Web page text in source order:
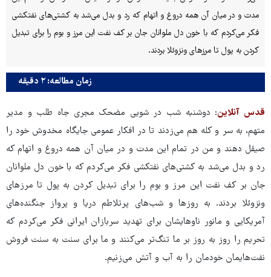
مدت و در میان آن همه دروغ و اتهام که رد و بدل می‌شد به کشتی‌های نفتکشی
فکر می‌کردم که با خون دل ملوانان جان بر کف نفت این مرز و بوم را برای تبدیل
کردن به پول تا مرزهای ونزوئلا بردند.
زمان مطالعه: ۲ دقیقه
قدس آنلاین: دوشنبه شب در شویی مضحک مجری جاه طلب و مدیر
متهم، به سر و کله هم می‌زدند تا در افکار عمومی جایگاه مخدوش خود را
صیقل دهند و من در تمام این مدت و در میان آن همه دروغ و اتهام که
رد و بدل می‌شد به کشتی‌های نفتکشی فکر می‌کردم که با خون دل ملوانان
جان بر کف نفت این مرز و بوم را برای تبدیل کردن به پول تا مرزهای
ونزوئلا بردند. به روزها و شب‌های پرتلاطم دریا و پرواز جنگنده‌های
آمریکایی و مانور ناوهایشان برای تهدید سربازان ایرانی فکر می‌کردم که
تحریم را روز به روز بر ما تنگ‌تر می‌کنند و ما برای سنت به سنت فروش
نفت‌هایمان خودمان را به آب و آتش می‌زنیم.